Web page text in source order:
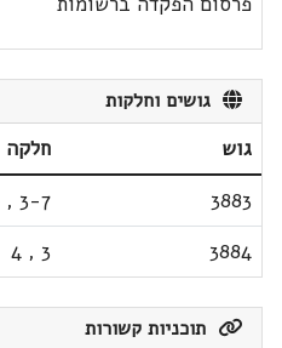
גושים וחלקות
גוש
חלקה
3883
3-7
,
3884
3
,
4
תוכניות קשורות